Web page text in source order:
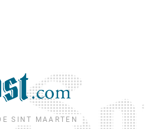
SINT MAARTEN